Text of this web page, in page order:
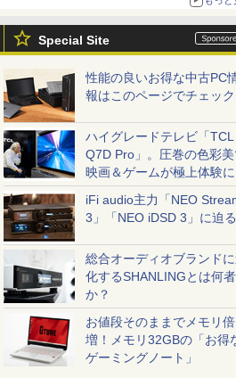
Special Site
性能の良いお得な中古PC
報はこのページでチェック
ハイグレードテレビ「TCL
Q7D Pro」。圧巻の色彩
映画＆ゲームが極上体験に
iFi audio主力「NEO
3」「NEO iDSD 3」に迫る
総合オーディオブランド
化するSHANLINGとは何者
か？
お値段そのままでメモリ倍
増！メモリ32GBの「お得
ゲーミングノート」